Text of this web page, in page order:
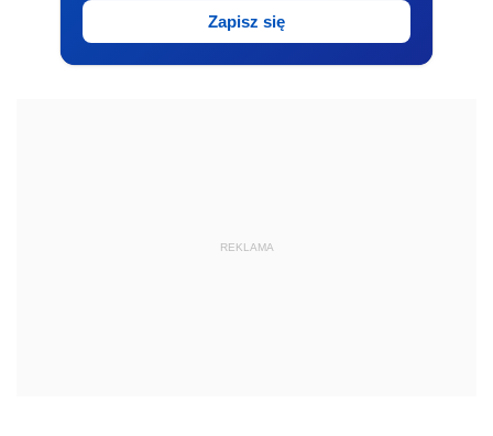
Zapisz się
REKLAMA